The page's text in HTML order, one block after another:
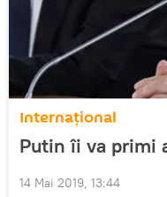
Internaţional
Putin îi va primi
14 Mai 2019, 13:44